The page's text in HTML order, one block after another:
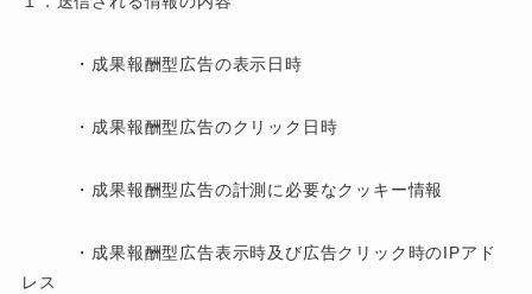
・成果報酬型広告の表示日時
・成果報酬型広告のクリック日時
・成果報酬型広告の計測に必要なクッキー情報
・成果報酬型広告表示時及び広告クリック時のIPアド
レス